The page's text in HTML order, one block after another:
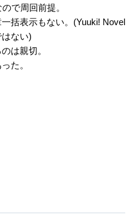
で周回前提。
括表示もない。(Yuuki! Novel
ない)
は親切。
た。